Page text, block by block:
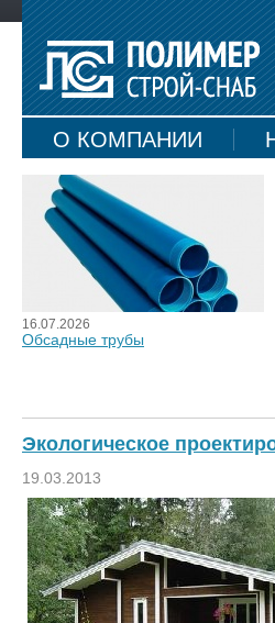
О КОМПАНИИ
КАРТА САЙТА
16.07.2026
Обсадные трубы
Экологическое
19.03.2013